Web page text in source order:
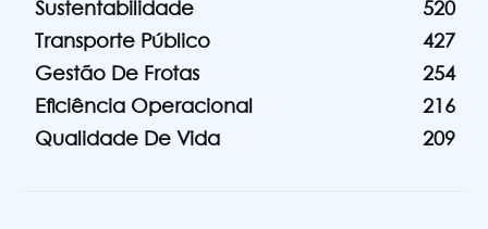
Sustentabilidade
520
Transporte Público
427
Gestão De Frotas
254
Eficiência Operacional
216
Qualidade De Vida
209